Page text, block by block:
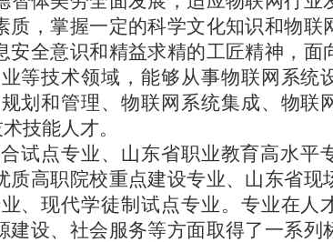
，掌握一定的科学文化知识和物联
全意识和精益求精的工匠精神，面
等技术领域，能够从事物联网系统
划和管理、物联网系统集成、物联
技能人才。
试点专业、山东省职业教育高水平
高职院校重点建设专业、山东省现
、现代学徒制试点专业。专业在人
设、社会服务等方面取得了一系列